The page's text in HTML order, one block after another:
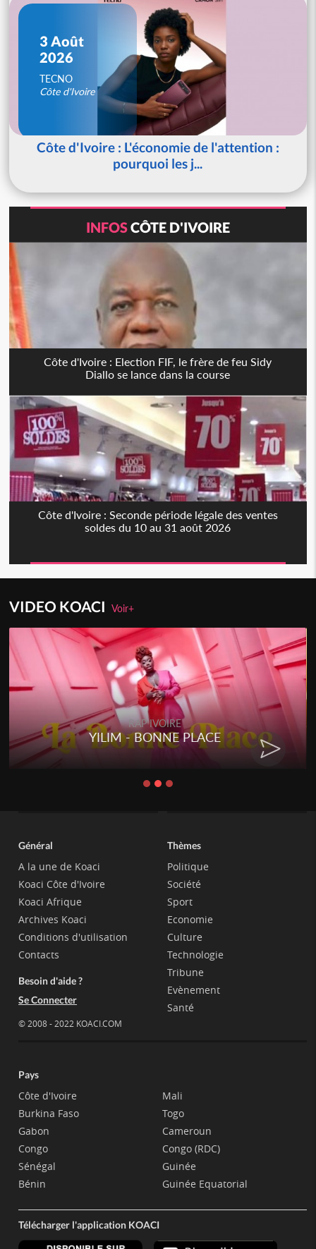
3 Août
2026
TECNO
Côte d'Ivoire
Côte d'Ivoire : L'économie de l'attention :
pourquoi les j...
INFOSCÔTE D'IVOIRE
Côte d'Ivoire : Election FIF, le frère de feu Sidy
Diallo se lance dans la course
Côte d'Ivoire : Seconde période légale des ventes
soldes du 10 au 31 août 2026
VIDEO KOACIVoir+
RAP IVOIRE
YILIM - BONNE PLACE
Général
A la une de Koaci
Koaci Côte d'Ivoire
Koaci Afrique
Archives Koaci
Conditions d'utilisation
Contacts
Besoin d'aide ?
Se Connecter
© 2008 - 2022 KOACI.COM
Thèmes
Politique
Société
Sport
Economie
Culture
Technologie
Tribune
Evènement
Santé
Pays
Côte d'Ivoire
Burkina Faso
Gabon
Congo
Sénégal
Bénin
Mali
Togo
Cameroun
Congo (RDC)
Guinée
Guinée Equatorial
Télécharger l'application KOACI